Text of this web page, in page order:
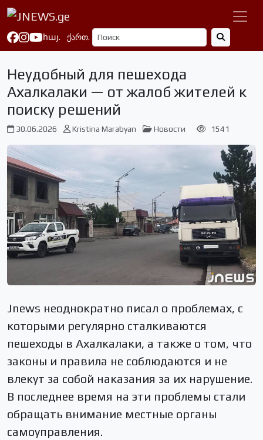
հայ. ქართ.
Неудобный для пешехода
Ахалкалаки — от жалоб жителей к
поиску решений
30.06.2026 Kristina Marabyan Новости 1541
Jnews неоднократно писал о проблемах, с
которыми регулярно сталкиваются
пешеходы в Ахалкалаки, а также о том, что
законы и правила не соблюдаются и не
влекут за собой наказания за их нарушение.
В последнее время на эти проблемы стали
обращать внимание местные органы
самоуправления.